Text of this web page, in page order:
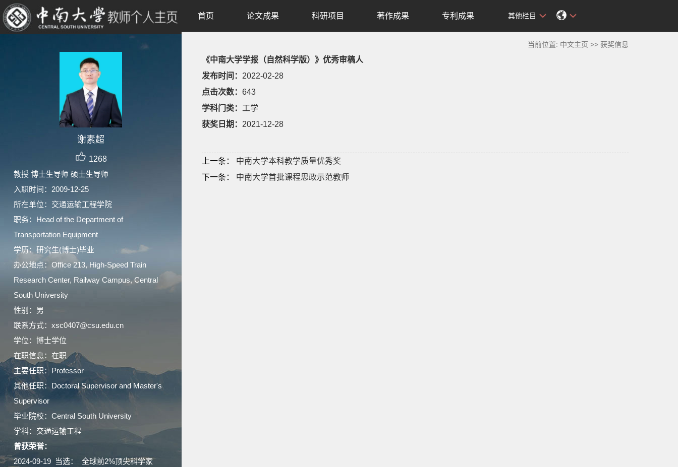
谢素超
1268
教授 博士生导师 硕士生导师
入职时间：2009-12-25
所在单位：交通运输工程学院
职务：Head of the Department of
Transportation Equipment
学历：研究生(博士)毕业
办公地点：Office 213, High-Speed Train
Research Center, Railway Campus, Central
South University
性别：男
联系方式：xsc0407@csu.edu.cn
学位：博士学位
在职信息：在职
主要任职：Professor
其他任职：Doctoral Supervisor and Master's
Supervisor
毕业院校：Central South University
学科：交通运输工程
曾获荣誉：
2024-09-19 当选： 全球前2%顶尖科学家
首页 论文成果 科研项目 著作成果 专利成果 其他栏目
当前位置: 中文主页 >> 获奖信息
《中南大学学报（自然科学版）》优秀审稿人
发布时间： 2022-02-28
点击次数： 643
学科门类： 工学
获奖日期： 2021-12-28
上一条：
中南大学本科教学质量优秀奖
下一条：
中南大学首批课程思政示范教师